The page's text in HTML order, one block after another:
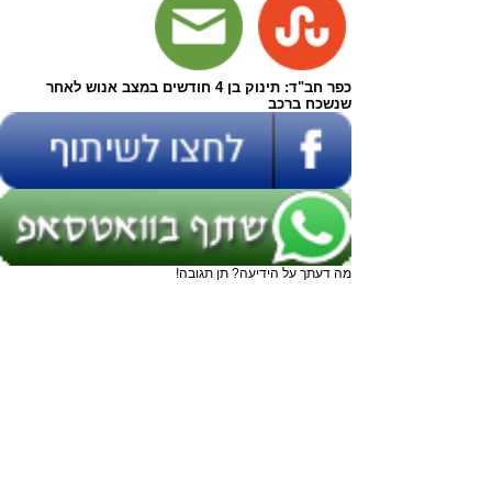
כפר חב"ד: תינוק בן 4 חודשים במצב אנוש לאחר
שנשכח ברכב
מה דעתך על הידיעה? תן תגובה!